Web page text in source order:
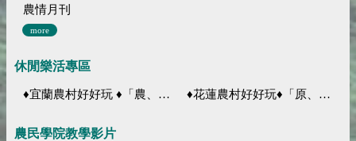
農情月刊
more
休閒樂活專區
♦宜蘭農村好好玩 ♦「農、藝、山、水」四條遊程推薦 ♦花蓮農村好好玩♦「原、生、慢、活」四條遊程推薦
農民學院教學影片